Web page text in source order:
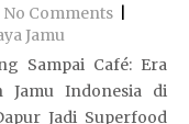
No Comments
Jamu
Sampai Café: Era
Jamu Indonesia di
Jadi Superfood